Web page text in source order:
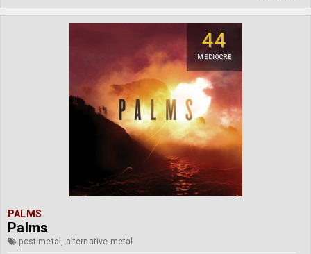
44
MEDIOCRE
PALMS
Palms
post-metal, alternative metal